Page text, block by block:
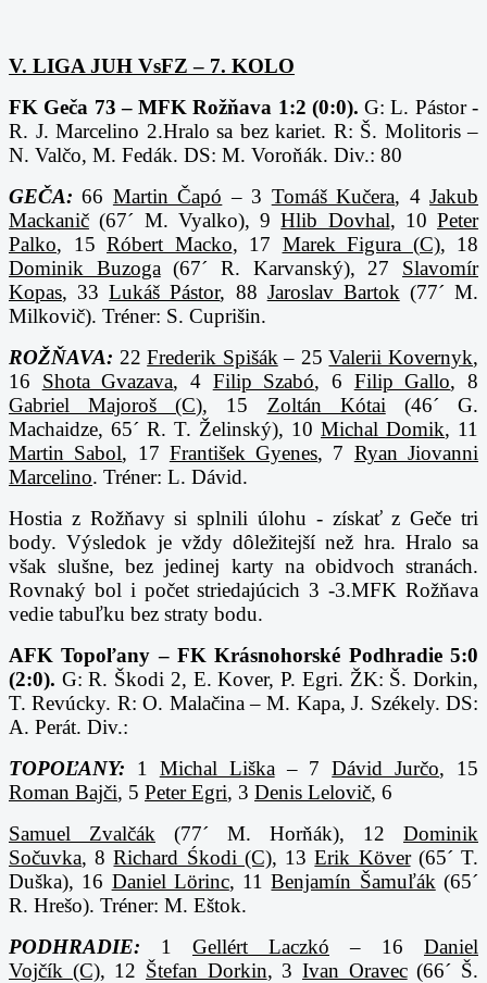
V. LIGA JUH VsFZ – 7. KOLO
FK Geča 73 – MFK Rožňava 1:2 (0:0). G: L. Pástor -
R. J. Marcelino 2.Hralo sa bez kariet. R: Š. Molitoris –
N. Valčo, M. Fedák. DS: M. Voroňák. Div.: 80
GEČA: 66 Martin Čapó – 3 Tomáš Kučera, 4Jakub
Mackanič (67´ M. Vyalko), 9Hlib Dovhal, 10 Peter
Palko, 15 Róbert Macko, 17 Marek Figura (C), 18
Dominik Buzoga(67´ R. Karvanský), 27 Slavomír
Kopas, 33Lukáš Pástor, 88 Jaroslav Bartok (77´ M.
Milkovič). Tréner: S. Cuprišin.
ROŽŇAVA: 22Frederik Spišák – 25Valerii Kovernyk,
16 Shota Gvazava, 4 Filip Szabó, 6 Filip Gallo, 8
Gabriel Majoroš (C), 15 Zoltán Kótai (46´ G.
Machaidze, 65´ R. T. Želinský), 10 Michal Domik, 11
Martin Sabol, 17 František Gyenes, 7 Ryan Jiovanni
Marcelino. Tréner: L. Dávid.
Hostia z Rožňavy si splnili úlohu - získať z Geče tri
body. Výsledok je vždy dôležitejší než hra. Hralo sa
však slušne, bez jedinej karty na obidvoch stranách.
Rovnaký bol i počet striedajúcich 3 -3.MFK Rožňava
vedie tabuľku bez straty bodu.
AFK Topoľany – FK Krásnohorské Podhradie 5:0
(2:0). G: R. Škodi 2, E. Kover, P. Egri. ŽK: Š. Dorkin,
T. Revúcky. R: O. Malačina – M. Kapa, J. Székely. DS:
A. Perát. Div.:
TOPOĽANY: 1 Michal Liška– 7Dávid Jurčo, 15
Roman Bajči, 5 Peter Egri, 3 Denis Lelovič, 6
Samuel Zvalčák (77´ M. Horňák), 12 Dominik
Sočuvka, 8Richard Śkodi (C), 13Erik Köver(65´ T.
Duška), 16 Daniel Lörinc, 11Benjamín Šamuľák (65´
R. Hrešo). Tréner: M. Eštok.
PODHRADIE: 1 Gellért Laczkó – 16 Daniel
Vojčík (C), 12 Štefan Dorkin, 3Ivan Oravec(66´ Š.